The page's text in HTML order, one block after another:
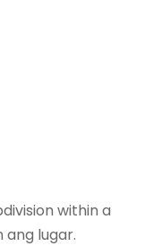
within a
ang lugar.